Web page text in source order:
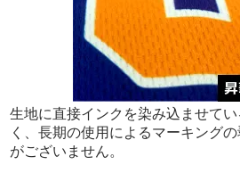
■基本価格
リバーシブル セット 6,900 円
リバーシブル シャツ単品3,600
リバーシブル パンツ単品3,300
■注文枚数
初回注文は4枚から
追加注文は1枚から
■マーキングオプション
サイズ
寸法測定箇所について
生地に直接インクを染み込ませて
く、長期の使用によるマーキング
がございません。